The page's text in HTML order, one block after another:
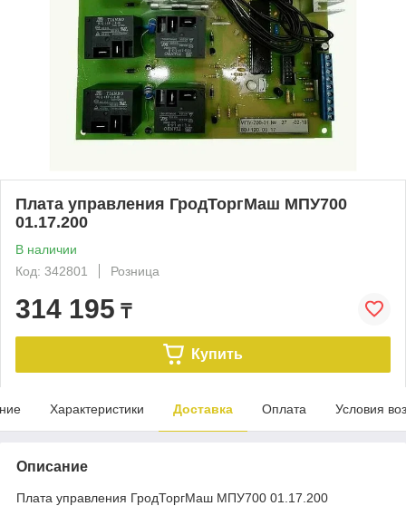
Плата управления ГродТоргМаш МПУ700
01.17.200
В наличии
Код: 342801
Розница
314 195 ₸
Купить
Характеристики Доставка Оплата Условия
Описание
Плата управления ГродТоргМаш МПУ700 01.17.200